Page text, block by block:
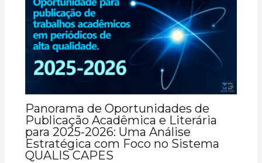
Panorama de Oportunidades de
Publicação Acadêmica e Literária
para 2025-2026: Uma Análise
Estratégica com Foco no Sistema
QUALIS CAPES